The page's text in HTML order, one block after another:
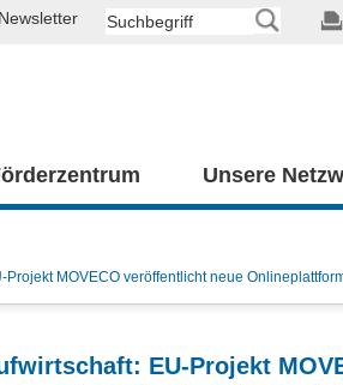
Newsletter
Unsere
MOVECO veröffentlicht neue
EU-Projekt